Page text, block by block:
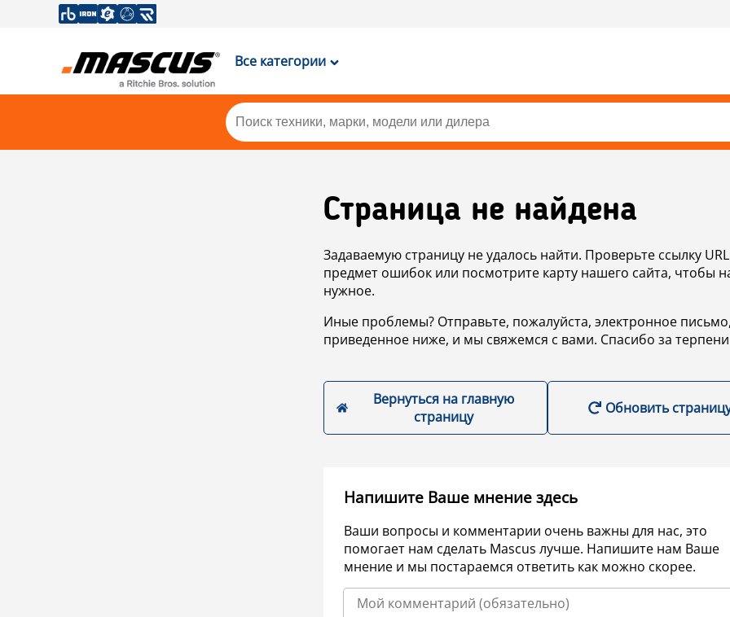
Все категории
Страница не найдена
Задаваемую страницу не удалось найти. Проверьте ссылку
предмет ошибок или посмотрите карту нашего сайта, чтобы
нужное.
Иные проблемы? Отправьте, пожалуйста, электронное
приведенное ниже, и мы свяжемся с вами. Спасибо за
Вернуться на главную
страницу
Обновить
Напишите Ваше мнение здесь
Ваши вопросы и комментарии очень важны для нас, это
помогает нам сделать Mascus лучше. Напишите нам Ваше
мнение и мы постараемся ответить как можно скорее.